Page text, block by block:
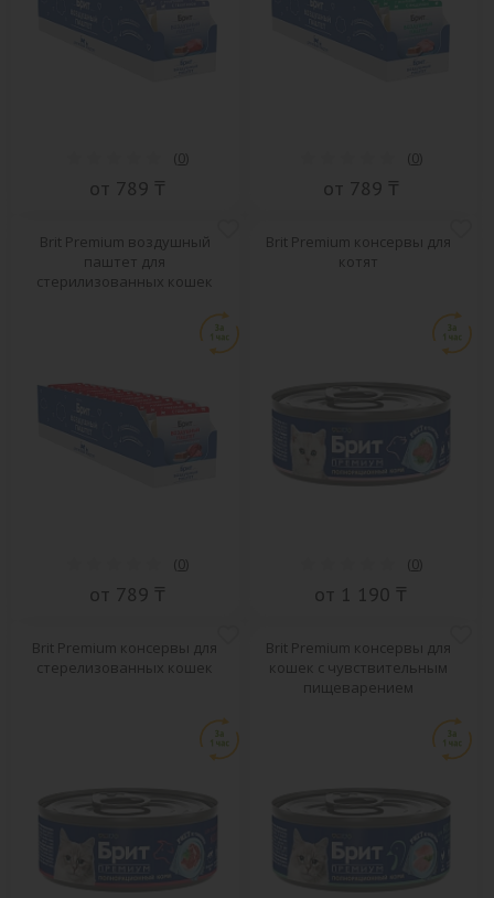
(0)
от 789 ₸
(0)
от 789 ₸
Brit Premium воздушный
паштет для
стерилизованных кошек
(0)
от 789 ₸
Brit Premium консервы для
котят
(0)
от 1 190 ₸
Brit Premium консервы для
стерелизованных кошек
Brit Premium консервы для
кошек с чувствительным
пищеварением